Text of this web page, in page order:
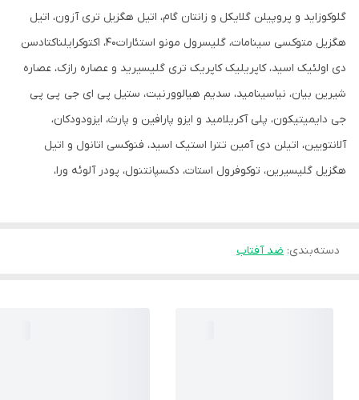
گلوکوزاید و پروپیلن گلایکل و زانتان گام، اتیل هگزیل تری آزون، اتیل
هگزیل متوکسی سینامات، گلیسرول مونو استئارات40، اکتوکرایلناکتادسن
دی اولئیک اسید، کاپریلیک کاپریک تری گلیسیرید و عصاره رازک، عصاره
شیرین بیان، نیاسینامید، سدیم هیالوورنیت، ستیل پی ای جی پی پی
جی دایمیتیکون، پلی آکریلامید و ایزو پارافین و پارث، ایزودودکان،
آلانتویین، اتیلن دی آمین تترا استیک اسید، فنوکسی اتانول و اتیل
هگزیل گلیسیرین، توکوفرول استات، دکسپانتنول، پودر آلوئه ورا،
دسته‌بندی: ضد آفتاب